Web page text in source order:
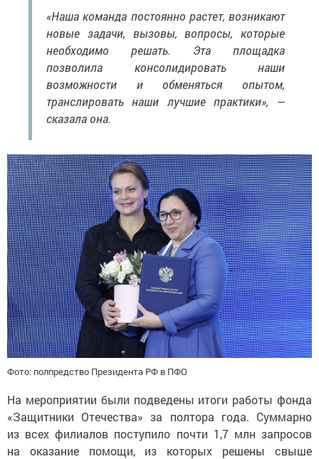
«Наша команда постоянно растет, возникают
новые задачи, вызовы, вопросы, которые
необходимо решать. Эта площадка
позволила консолидировать наши
возможности и обменяться опытом,
транслировать наши лучшие практики», —
сказала она.
Фото: полпредство Президента РФ в ПФО
На мероприятии были подведены итоги работы фонда
«Защитники Отечества» за полтора года. Суммарно
из всех филиалов поступило почти 1,7 млн запросов
на оказание помощи, из которых решены свыше